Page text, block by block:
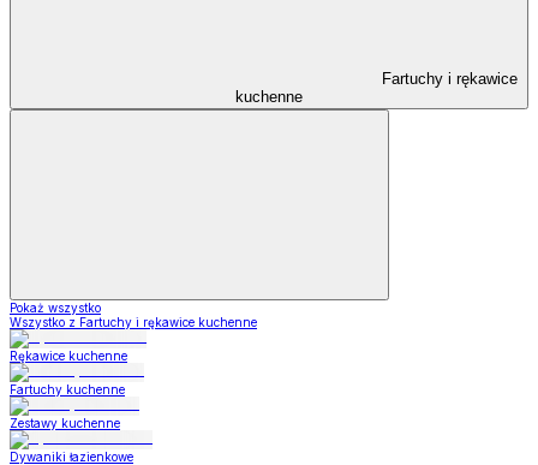
Fartuchy i rękawice
kuchenne
Pokaż wszystko
Wszystko z Fartuchy i rękawice kuchenne
Rękawice kuchenne
Fartuchy kuchenne
Zestawy kuchenne
Dywaniki łazienkowe